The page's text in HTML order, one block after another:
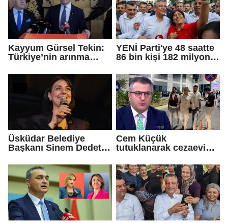
Kayyum Gürsel Tekin:
Türkiye’nin arınma
geldiniz...
YENİ Parti'ye 48 saatte
86 bin kişi 182 milyon
Üsküdar Belediye
Başkanı Sinem Dedetaş
Cem Küçük
tutuklanarak cezaevine